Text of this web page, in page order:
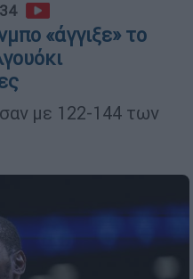
«άγγιξε» το
με 122-144 των